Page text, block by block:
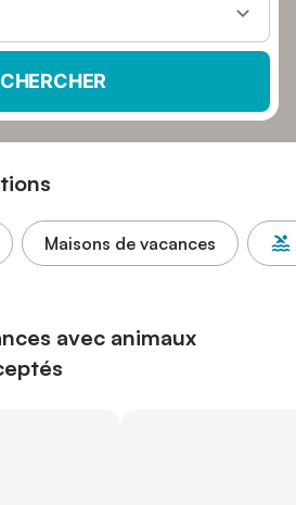
CHERCHER
Maisons de vacances
avec animaux